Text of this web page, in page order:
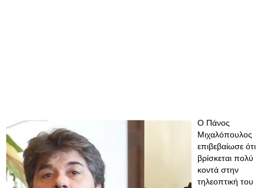
Ο Πάνος
Μιχαλόπουλος
επιβεβαίωσε ότι
βρίσκεται πολύ
κοντά στην
τηλεοπτική του